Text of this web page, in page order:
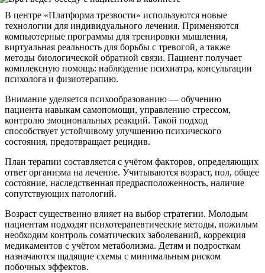
В центре «Платформа трезвости» используются новые
технологии для индивидуального лечения. Применяются
компьютерные программы для тренировки мышления,
виртуальная реальность для борьбы с тревогой, а также
методы биологической обратной связи. Пациент получает
комплексную помощь: наблюдение психиатра, консультации
психолога и физиотерапию.
Внимание уделяется психообразованию — обучению
пациента навыкам самопомощи, управлению стрессом,
контролю эмоциональных реакций. Такой подход
способствует устойчивому улучшению психического
состояния, предотвращает рецидив.
План терапии составляется с учётом факторов, определяющих
ответ организма на лечение. Учитываются возраст, пол, общее
состояние, наследственная предрасположенность, наличие
сопутствующих патологий.
Возраст существенно влияет на выбор стратегии. Молодым
пациентам подходят психотерапевтические методы, пожилым
необходим контроль соматических заболеваний, коррекция
медикаментов с учётом метаболизма. Детям и подросткам
назначаются щадящие схемы с минимальным риском
побочных эффектов.